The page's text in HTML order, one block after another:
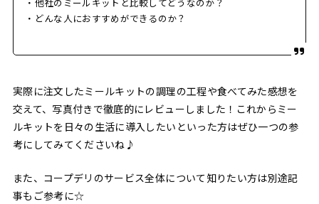
・どんな人におすすめができるのか？
実際に注文したミールキットの調理の工程や食べてみた感想を
交えて、写真付きで徹底的にレビューしました！これからミー
ルキットを日々の生活に導入したいといった方はぜひ一つの参
考にしてみてくださいね♪
また、コープデリのサービス全体について知りたい方は別途記
事もご参考に☆